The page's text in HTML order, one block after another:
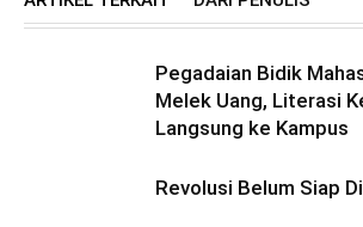
Pegadaian Bidik
Melek Uang, Literasi
Langsung ke Kampus
Revolusi Belum Siap